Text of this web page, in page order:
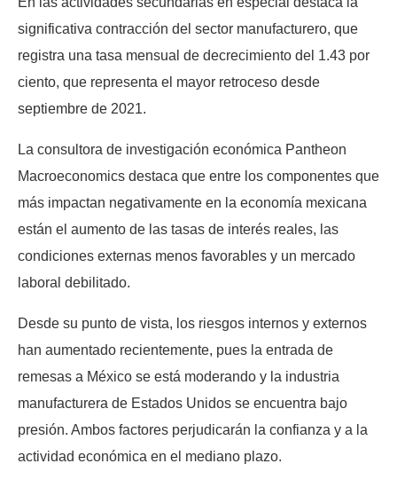
significativa contracción del sector manufacturero, que
registra una tasa mensual de decrecimiento del 1.43 por
ciento, que representa el mayor retroceso desde
septiembre de 2021.
La consultora de investigación económica Pantheon
Macroeconomics destaca que entre los componentes que
más impactan negativamente en la economía mexicana
están el aumento de las tasas de interés reales, las
condiciones externas menos favorables y un mercado
laboral debilitado.
Desde su punto de vista, los riesgos internos y externos
han aumentado recientemente, pues la entrada de
remesas a México se está moderando y la industria
manufacturera de Estados Unidos se encuentra bajo
presión. Ambos factores perjudicarán la confianza y a la
actividad económica en el mediano plazo.